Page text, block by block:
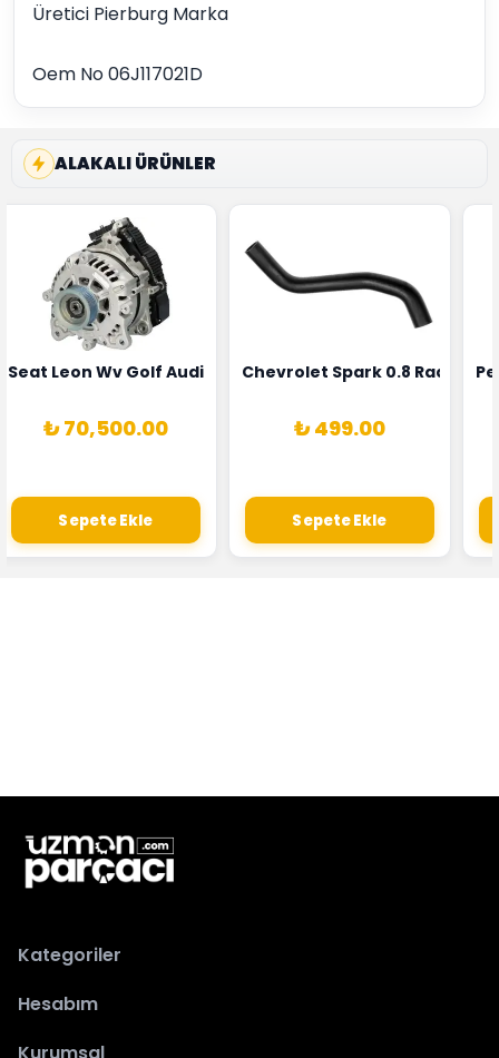
Üretici Pierburg Marka
Oem No 06J117021D
ALAKALI ÜRÜNLER
Sensörü Bosch Marka 1628HN-0258010081
Seat Leon Wv Golf Audi A3 Şarj Alternatörü Valeo Marka
₺ 70,500.00
Sepete Ekle
Chevrolet Spark 0.8 Radyatör
₺ 499.00
Sepete Ekle
Kategoriler
Hesabım